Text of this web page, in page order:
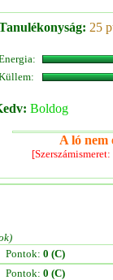
25
Boldog
A ló nem
Pontok: 0 (C)
Pontok: 0 (C)